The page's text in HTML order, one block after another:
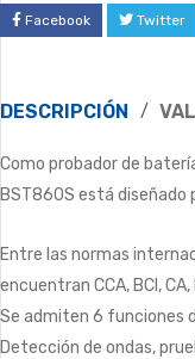
Facebook Twitter
DESCRIPCIÓN
Como probador de
BST860S está diseñado
Entre las normas
encuentran CCA, BCI, CA,
Se admiten 6 funciones
Detección de ondas,